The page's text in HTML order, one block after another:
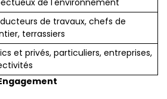
de l'environnement
de travaux, chefs de
terrassiers
et privés, particuliers, entreprises,